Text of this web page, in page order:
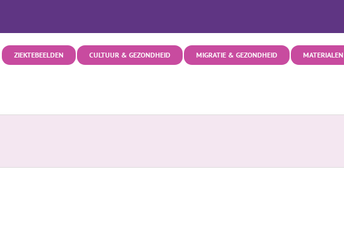
ZIEKTEBEELDEN CULTUUR & GEZONDHEID MIGRATIE & GEZONDHEID MATERIALEN